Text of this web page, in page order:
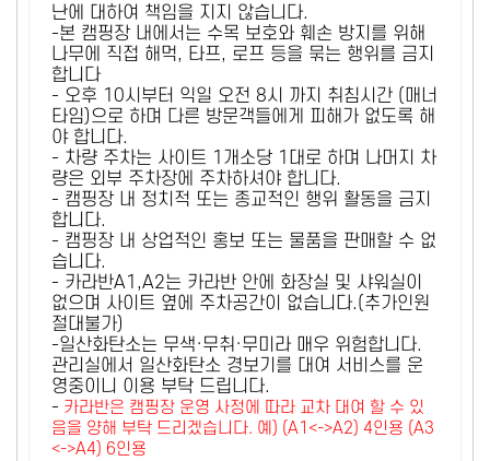
난에 대하여 책임을 지지 않습니다.
-본 캠핑장 내에서는 수목 보호와 훼손 방지를 위해
나무에 직접 해먹, 타프, 로프 등을 묶는 행위를 금지
합니다
- 오후 10시부터 익일 오전 8시 까지 취침시간 (매너
타임)으로 하며 다른 방문객들에게 피해가 없도록 해
야 합니다.
- 차량 주차는 사이트 1개소당 1대로 하며 나머지 차
량은 외부 주차장에 주차하셔야 합니다.
- 캠핑장 내 정치적 또는 종교적인 행위 활동을 금지
합니다.
- 캠핑장 내 상업적인 홍보 또는 물품을 판매할 수 없
습니다.
- 카라반A1,A2는 카라반 안에 화장실 및 샤워실이
없으며 사이트 옆에 주차공간이 없습니다.(추가인원
절대불가)
-일산화탄소는 무색·무취·무미라 매우 위험합니다.
관리실에서 일산화탄소 경보기를 대여 서비스를 운
영중이니 이용 부탁 드립니다.
- 카라반은 캠핑장 운영 사정에 따라 교차 대여 할 수 있
음을 양해 부탁 드리겠습니다. 예) (A1<->A2) 4인용 (A3
<->A4) 6인용